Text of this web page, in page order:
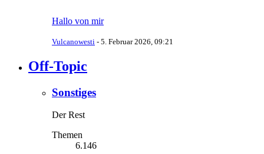
Hallo von mir
Vulcanowesti - 5. Februar 2026, 09:21
Off-Topic
Sonstiges
Der Rest
Themen
6.146